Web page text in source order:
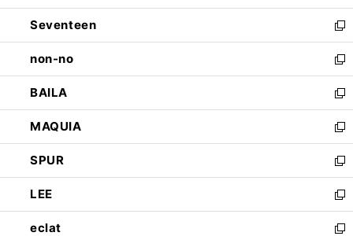
開
く
ウ
で
開
く
ン
ド
ウ
で
開
く
Seventeen
新
し
い
ウ
ィ
ン
ド
ウ
で
開
く
non-no
新
し
い
ウ
ィ
ン
ド
ウ
で
開
く
BAILA
新
し
い
ウ
ィ
ン
ド
ウ
で
MAQUIA
新
し
い
ウ
ィ
ン
ド
SPUR
新
し
い
ウ
ィ
LEE
新
し
い
eclat
新